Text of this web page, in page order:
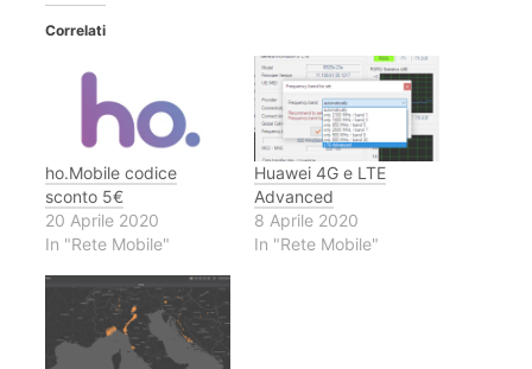
Correlati
ho.Mobile codice
sconto 5€
20 Aprile 2020
In "Rete Mobile"
Huawei 4G e LTE
Advanced
8 Aprile 2020
In "Rete Mobile"